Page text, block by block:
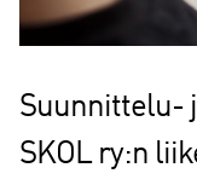
Suunnittelu-
SKOL ry:n